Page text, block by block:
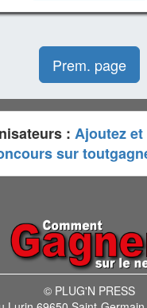
Prem. page
: Ajoutez
sur
© PLUG'N PRESS